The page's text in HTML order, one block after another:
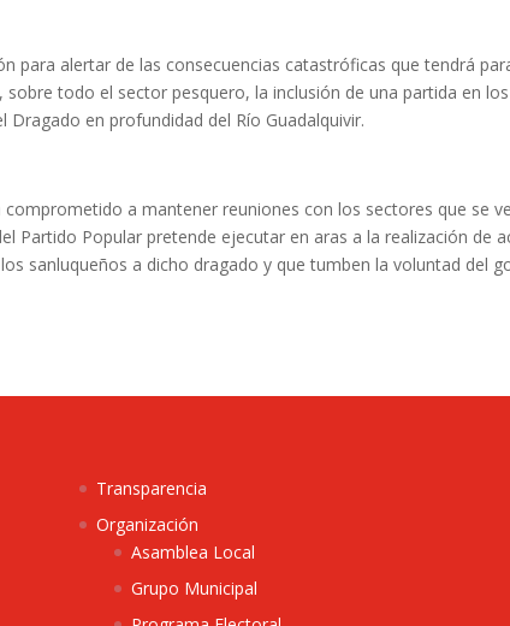
para alertar de las consecuencias catastróficas que tendrá
todo el sector pesquero, la inclusión de una partida en los
Dragado en profundidad del Río Guadalquivir.
a mantener reuniones con los sectores que se
Partido Popular pretende ejecutar en aras a la realización de
sanluqueños a dicho dragado y que tumben la voluntad del
Transparencia
Organización
Asamblea Local
Grupo Municipal